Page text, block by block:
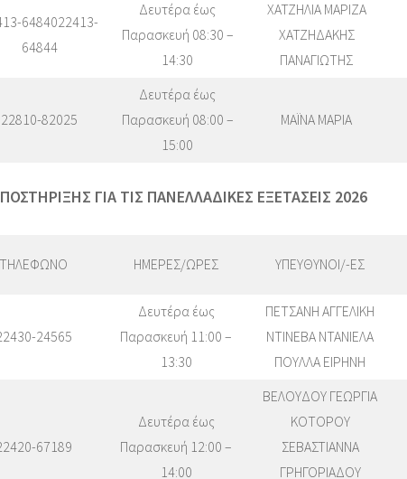
6484022413-
64844
Δευτέρα έως
Παρασκευή 08:30 –
14:30
ΧΑΤΖΗΛΙΑ ΜΑΡΙΖΑ
ΧΑΤΖΗΔΑΚΗΣ
ΠΑΝΑΓΙΩΤΗΣ
22810-82025
Δευτέρα έως
Παρασκευή 08:00 –
15:00
ΜΑΪΝΑ ΜΑΡΙΑ
ΓΙΑ ΤΙΣ ΠΑΝΕΛΛΑΔΙΚΕΣ ΕΞΕΤΑΣΕΙΣ 2026
ΤΗΛΕΦΩΝΟ ΗΜΕΡΕΣ/ΩΡΕΣ ΥΠΕΥΘΥΝΟΙ/-ΕΣ
24565
Δευτέρα έως
Παρασκευή 11:00 –
13:30
ΠΕΤΣΑΝΗ ΑΓΓΕΛΙΚΗ
ΝΤΙΝΕΒΑ ΝΤΑΝΙΕΛΑ
ΠΟΥΛΛΑ ΕΙΡΗΝΗ
67189
Δευτέρα έως
Παρασκευή 12:00 –
14:00
ΒΕΛΟΥΔΟΥ ΓΕΩΡΓΙΑ
ΚΟΤΟΡΟΥ
ΣΕΒΑΣΤΙΑΝΝΑ
ΓΡΗΓΟΡΙΑΔΟΥ